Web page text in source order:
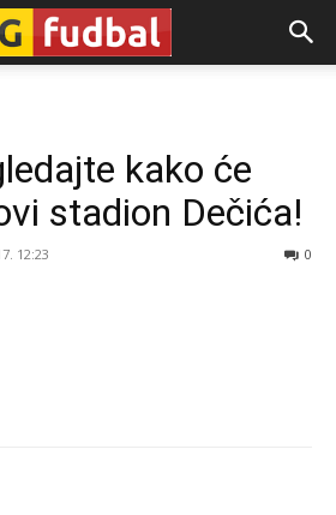
kako će
stadion Dečića!
12:23 0